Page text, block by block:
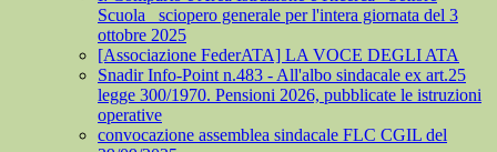
Scuola_ sciopero generale per l'intera giornata del 3
ottobre 2025
[Associazione FederATA] LA VOCE DEGLI ATA
Snadir Info-Point n.483 - All'albo sindacale ex art.25
legge 300/1970. Pensioni 2026, pubblicate le istruzioni
operative
convocazione assemblea sindacale FLC CGIL del